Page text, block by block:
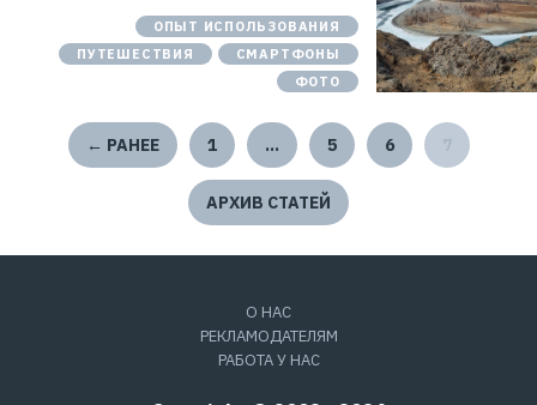
ОПЫТ ИСПОЛЬЗОВАНИЯ
ПУТЕШЕСТВИЯ
СМАРТФОНЫ
ФОТО
← РАНЕЕ 1 … 5 6
АРХИВ СТАТЕЙ
О НАС
РЕКЛАМОДАТЕЛЯМ
РАБОТА У НАС